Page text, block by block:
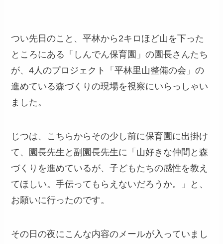
つい先日のこと、平林から2キロほど山を下った
ところにある「しんでん保育園」の園長さんたち
が、4人のプロジェクト「平林里山整備の会」の
進めている森づくりの現場を視察にいらっしゃい
ました。
じつは、こちらからその少し前に保育園に出掛け
て、園長先生と副園長先生に「山好きな仲間と森
づくりを進めているが、子どもたちの感性を教え
てほしい。手伝ってもらえないだろうか。」と、
お願いに行ったのです。
その日の夜にこんな内容のメールが入っていまし